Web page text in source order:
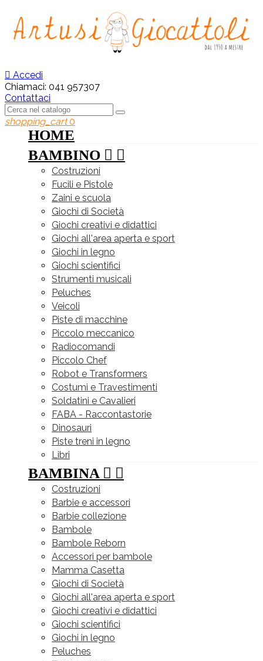
 Accedi
Chiamaci: 041 957307
Contattaci
shopping_cart 0
HOME
BAMBINO  
Costruzioni
Fucili e Pistole
Zaini e scuola
Giochi di Società
Giochi creativi e didattici
Giochi all'area aperta e sport
Giochi in legno
Giochi scientifici
Strumenti musicali
Peluches
Veicoli
Piste di macchine
Piccolo meccanico
Radiocomandi
Piccolo Chef
Robot e Transformers
Costumi e Travestimenti
Soldatini e Cavalieri
FABA - Raccontastorie
Dinosauri
Piste treni in legno
Libri
BAMBINA  
Costruzioni
Barbie e accessori
Barbie collezione
Bambole
Bambole Reborn
Accessori per bambole
Mamma Casetta
Giochi di Società
Giochi all'area aperta e sport
Giochi creativi e didattici
Giochi scientifici
Giochi in legno
Peluches